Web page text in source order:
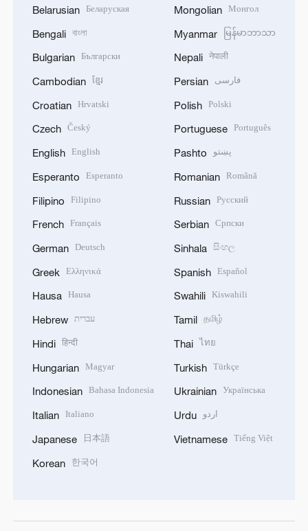
Belarusian Беларуская
Bengali বাংলা
Bulgarian Български
Cambodian ខ្មែរ
Croatian Hrvatski
Czech Český
English English
Esperanto Esperanto
Filipino Filipino
French Français
German Deutsch
Greek Ελληνικά
Hausa Hausa
Hebrew עברית
Hindi हिन्दी
Hungarian Magyar
Indonesian Bahasa Indonesia
Italian Italiano
Japanese 日本語
Korean 한국어
Mongolian Монгол
Myanmar မြန်မာဘာသာ
Nepali नेपाली
Persian فارسی
Polish Polski
Portuguese Português
Pashto پښتو
Romanian Română
Russian Русский
Serbian Српски
Sinhala සිංහල
Spanish Español
Swahili Kiswahili
Tamil தமிழ்
Thai ไทย
Turkish Türkçe
Ukrainian Українська
Urdu اردو
Vietnamese Tiếng Việt